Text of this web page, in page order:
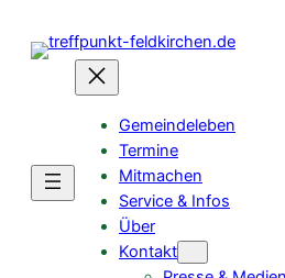
Gemeindeleben
Termine
Mitmachen
Service & Infos
Über
Kontakt